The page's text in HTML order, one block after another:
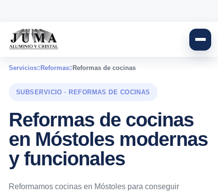
Servicios Reformas Reformas de cocinas
SUBSERVICIO · REFORMAS DE COCINAS
Reformas de cocinas
en Móstoles modernas
y funcionales
Reformamos cocinas en Móstoles para conseguir